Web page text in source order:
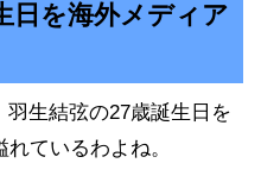
日を海外メディア
生結弦の27歳誕生日を
ているわよね。